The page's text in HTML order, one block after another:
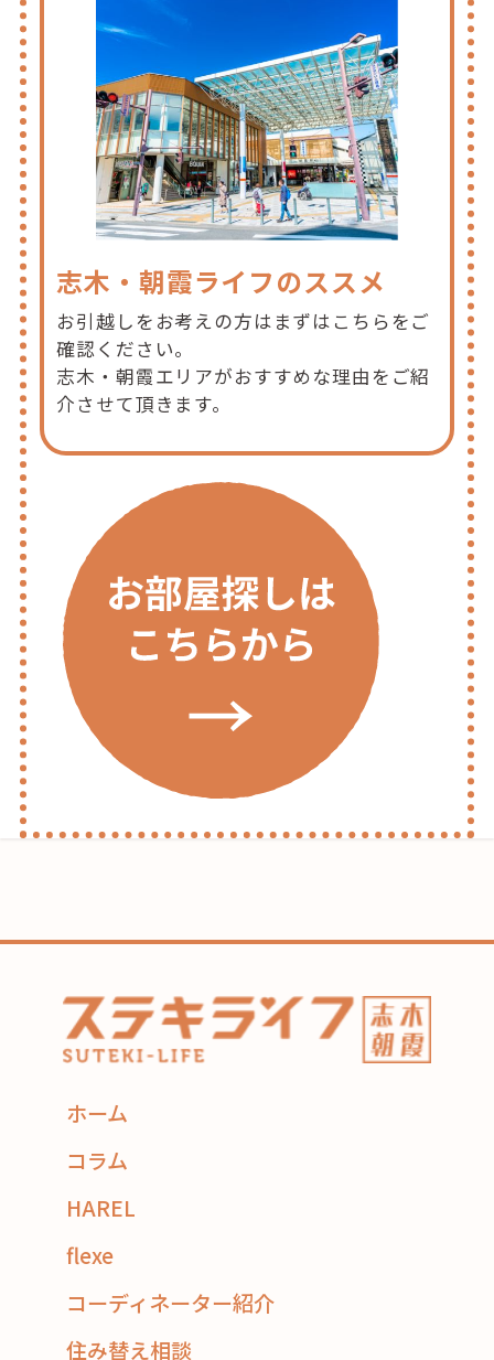
志木・朝霞ライフのススメ
お引越しをお考えの方はまずはこちらをご
確認ください。
志木・朝霞エリアがおすすめな理由をご紹
介させて頂きます。
ホーム
コラム
HAREL
flexe
コーディネーター紹介
住み替え相談